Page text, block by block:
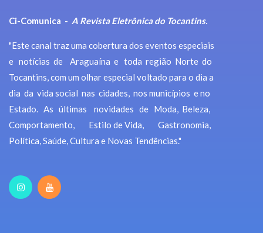
Ci-Comunica - A Revista Eletrônica do Tocantins.
"Este canal traz uma cobertura dos eventos especiais
e notícias de Araguaína e toda região Norte do
Tocantins, com um olhar especial voltado para o dia a
dia da vida social nas cidades, nos municípios e no
Estado. As últimas novidades de Moda, Beleza,
Comportamento, Estilo de Vida, Gastronomia,
Política, Saúde, Cultura e Novas Tendências."